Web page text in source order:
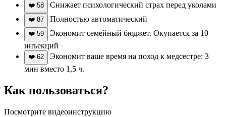
❤️ 58 Снижает психологический страх перед уколами
❤️ 87 Полностью автоматический
❤️ 59
Экономит семейный бюджет. Окупается за 10
инъекций
❤️ 62
Экономит ваше время на поход к медсестре: 3
мин вместо 1,5 ч.
Как пользоваться?
Посмотрите видеоинструкцию